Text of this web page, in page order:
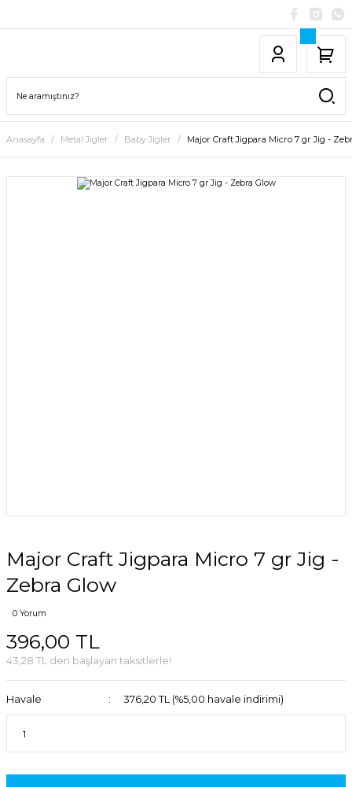
Anasayfa Metal Jigler Baby Jigler Major Craft Jigpara Micro 7 gr Jig -
Major Craft Jigpara Micro 7 gr Jig -
Zebra Glow
0 Yorum
396,00 TL
43,28 TL den başlayan taksitlerle!
Havale 376,20 TL (%5,00 havale indirimi)